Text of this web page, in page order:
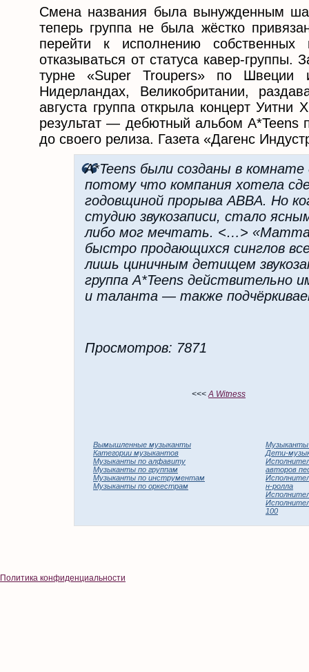
Смена названия была вынужденным
теперь группа не была жёстко
перейти к исполнению
отказываться от статуса кавер-группы.
турне «Super Troupers» по Швеции
Нидерландах, Великобритании,
августа группа открыла концерт
результат — дебютный альбом A*Teens
до своего релиза. Газета «Дагенс
A*Teens были созданы в
потому что компания хотела
годовщиной прорыва ABBA. Но
студию звукозаписи, стало
либо мог мечтать. <…>
быстро продающихся синглов
лишь циничным детищем
группа A*Teens действительно
и таланта — также
Просмотров: 7871
<<< A Witness
Вымышленные музыканты
Категории музыкантов
Музыканты по алфавиту
Музыканты по группам
Музыканты по инструментам
Музыканты по оркестрам
Дети-
авторов
н-ролла
100
Политика конфиденциальности